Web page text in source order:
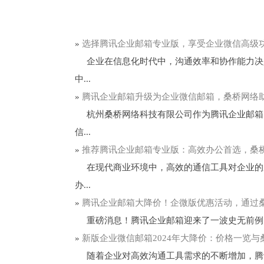
» 选择腾讯企业邮箱专业版，享受企业微信高级
企业在信息化时代中，沟通效率和协作能力
中...
» 腾讯企业邮箱升级为企业微信邮箱，桑桥网络
杭州桑桥网络科技有限公司作为腾讯企业邮
信...
» 推荐腾讯企业邮箱专业版：高效办公首选，桑
在现代商业环境中，高效的通信工具对企业
办...
» 腾讯企业邮箱大降价！企微版优惠活动，通过
重磅消息！腾讯企业邮箱迎来了一波史无前例
» 新版企业微信邮箱2024年大降价：价格一览与
随着企业对高效沟通工具需求的不断增加，腾